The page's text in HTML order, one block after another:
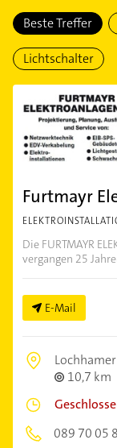
Beste Treffer
Lichtschalter
Furtmayr
Die FURTMAYR
vergangen 25
E-Mail
10,7 km
089 70 05